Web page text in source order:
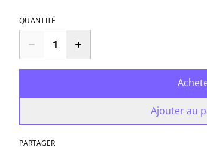
QUANTITÉ
Ajouter au
PARTAGER